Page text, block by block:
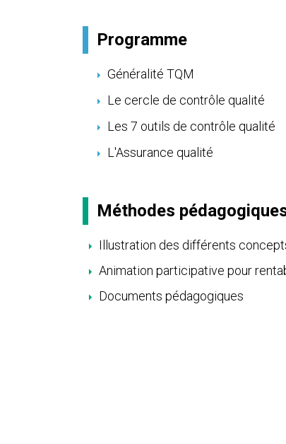
Programme
Généralité TQM
Le cercle de contrôle qualité
Les 7 outils de contrôle qualité
L'Assurance qualité
Méthodes
Illustration des différents
Animation participative pour
Documents pédagogiques